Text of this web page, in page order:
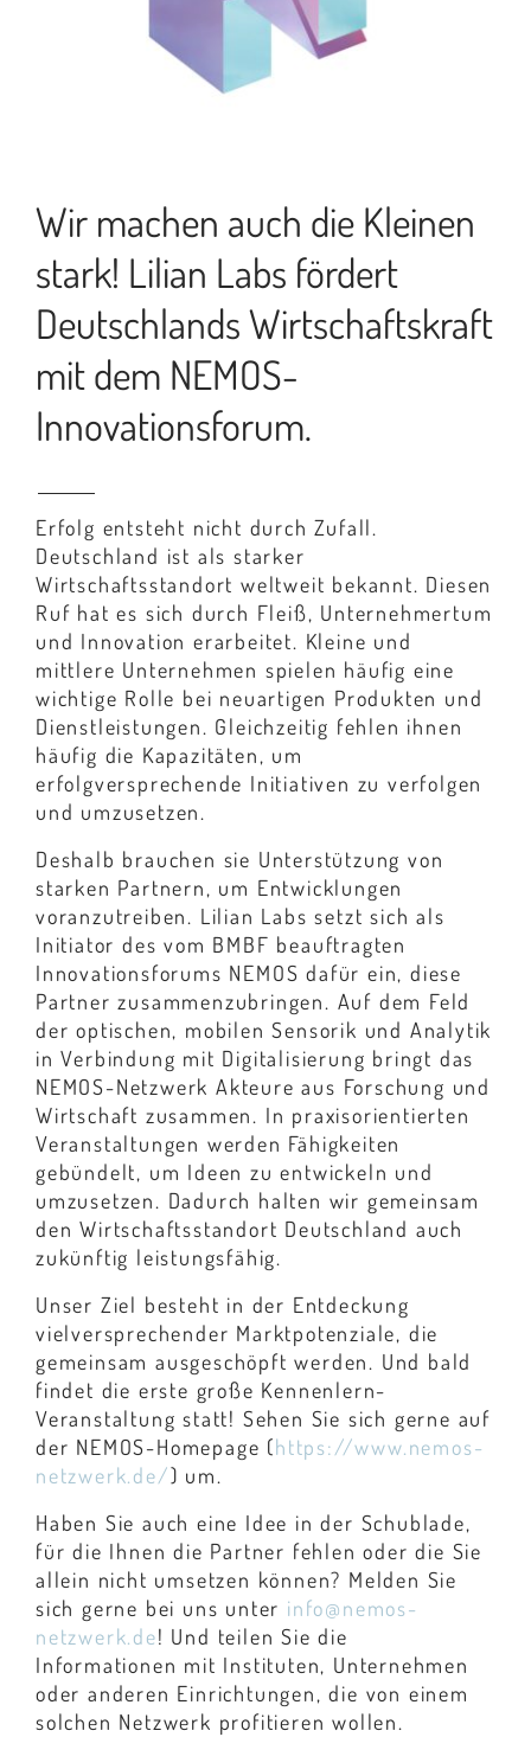
Wir machen auch die Kleinen
stark! Lilian Labs fördert
Deutschlands Wirtschaftskraft
mit dem NEMOS-
Innovationsforum.
Erfolg entsteht nicht durch Zufall.
Deutschland ist als starker
Wirtschaftsstandort weltweit bekannt. Diesen
Ruf hat es sich durch Fleiß, Unternehmertum
und Innovation erarbeitet. Kleine und
mittlere Unternehmen spielen häufig eine
wichtige Rolle bei neuartigen Produkten und
Dienstleistungen. Gleichzeitig fehlen ihnen
häufig die Kapazitäten, um
erfolgversprechende Initiativen zu verfolgen
und umzusetzen.
Deshalb brauchen sie Unterstützung von
starken Partnern, um Entwicklungen
voranzutreiben. Lilian Labs setzt sich als
Initiator des vom BMBF beauftragten
Innovationsforums NEMOS dafür ein, diese
Partner zusammenzubringen. Auf dem Feld
der optischen, mobilen Sensorik und Analytik
in Verbindung mit Digitalisierung bringt das
NEMOS-Netzwerk Akteure aus Forschung und
Wirtschaft zusammen. In praxisorientierten
Veranstaltungen werden Fähigkeiten
gebündelt, um Ideen zu entwickeln und
umzusetzen. Dadurch halten wir gemeinsam
den Wirtschaftsstandort Deutschland auch
zukünftig leistungsfähig.
Unser Ziel besteht in der Entdeckung
vielversprechender Marktpotenziale, die
gemeinsam ausgeschöpft werden. Und bald
findet die erste große Kennenlern-
Veranstaltung statt! Sehen Sie sich gerne auf
der NEMOS-Homepage (https://www.nemos-
netzwerk.de/) um.
Haben Sie auch eine Idee in der Schublade,
für die Ihnen die Partner fehlen oder die Sie
allein nicht umsetzen können? Melden Sie
sich gerne bei uns unter info@nemos-
netzwerk.de! Und teilen Sie die
Informationen mit Instituten, Unternehmen
oder anderen Einrichtungen, die von einem
solchen Netzwerk profitieren wollen.